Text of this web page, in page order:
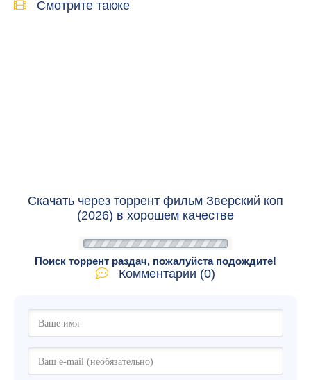
Смотрите также
Скачать через торрент фильм Зверский коп
(2026) в хорошем качестве
Поиск торрент раздач, пожалуйста подождите!
Комментарии (0)